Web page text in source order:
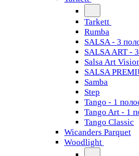
Tarkett
Rumba
SALSA - 3
SALSA ART -
Salsa Art
SALSA
Samba
Step
Tango - 1
Tango Art - 1
Tango Classiс
Wicanders Parquet
Woodlight